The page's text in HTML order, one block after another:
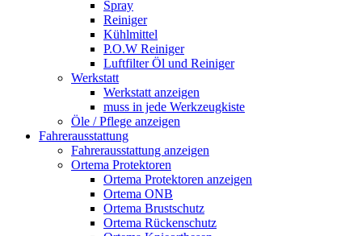
Spray
Reiniger
Kühlmittel
P.O.W Reiniger
Luftfilter Öl und Reiniger
Werkstatt
Werkstatt anzeigen
muss in jede Werkzeugkiste
Öle / Pflege anzeigen
Fahrerausstattung
Fahrerausstattung anzeigen
Ortema Protektoren
Ortema Protektoren anzeigen
Ortema ONB
Ortema Brustschutz
Ortema Rückenschutz